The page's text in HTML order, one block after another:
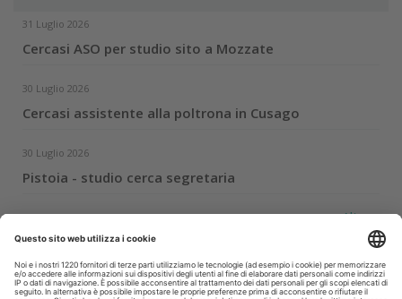
31 Luglio 2026
Cercasi ASO per studio sito a Mozzate
30 Luglio 2026
Cercasi assistente alla poltrona in Cusago
30 Luglio 2026
Pistoia - studio cerca segretaria
Altro...